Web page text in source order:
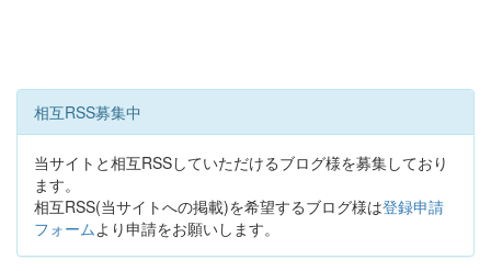
相互RSS募集中
当サイトと相互RSSしていただけるブログ様を募集しており
ます。
相互RSS(当サイトへの掲載)を希望するブログ様は登録申請
フォームより申請をお願いします。